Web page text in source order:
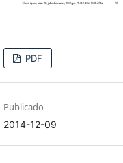
PDF
Publicado
2014-12-09